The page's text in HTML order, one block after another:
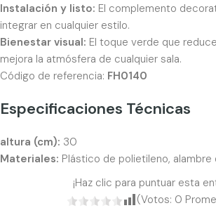
Instalación y listo: El complemento
integrar en cualquier estilo.
Bienestar visual: El toque verde que
mejora la atmósfera de cualquier sala.
Código de referencia: FH0140
Especificaciones Técnicas
altura (cm): 30
Materiales: Plástico de polietileno, alambre
¡Haz clic para puntuar esta
(Votos: 0